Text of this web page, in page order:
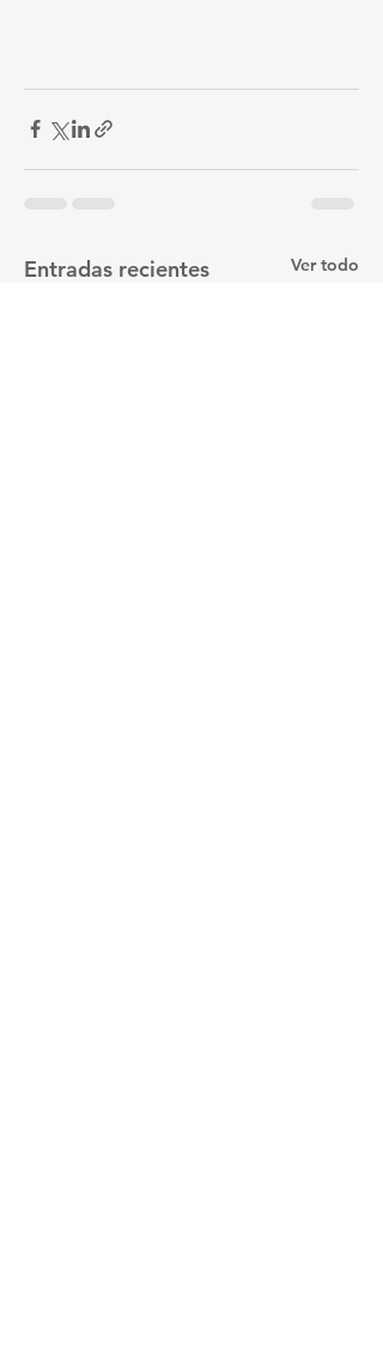
Entradas recientes Ver todo